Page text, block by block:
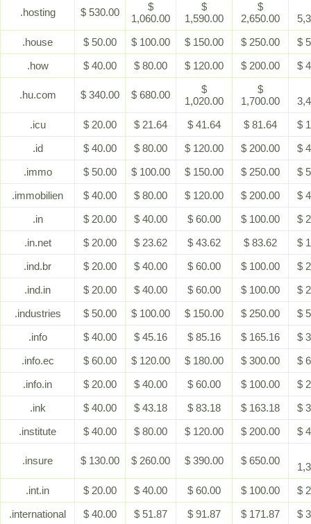
.hosting $ 530.00
$
1,060.00
$
1,590.00
$
2,650.00
.house
$ 50.00 $ 100.00 $ 150.00 $ 250.00
$
.how
$ 40.00 $ 80.00 $ 120.00 $ 200.00 $
.hu.com $ 340.00 $ 680.00
$
1,020.00
$
1,700.00
.icu
$ 20.00 $ 21.64 $ 41.64 $ 81.64
$
.id
$ 40.00 $ 80.00 $ 120.00 $ 200.00
$
.immo
$ 50.00 $ 100.00 $ 150.00 $ 250.00
$
.immobilien
$ 40.00 $ 80.00 $ 120.00 $ 200.00
$
.in
$ 20.00 $ 40.00 $ 60.00 $ 100.00
$
.in.net
$ 20.00 $ 23.62 $ 43.62 $ 83.62
$
.ind.br
$ 20.00 $ 40.00 $ 60.00 $ 100.00
$
.ind.in
$ 20.00 $ 40.00 $ 60.00 $ 100.00
$
.industries
$ 50.00 $ 100.00 $ 150.00 $ 250.00
$
.info
$ 40.00 $ 45.16 $ 85.16 $ 165.16
$
.info.ec
$ 60.00 $ 120.00 $ 180.00 $ 300.00
$
.info.in
$ 20.00 $ 40.00 $ 60.00 $ 100.00
$
.ink
$ 40.00 $ 43.18 $ 83.18 $ 163.18
$
.institute
$ 40.00 $ 80.00 $ 120.00 $ 200.00 $
.insure $ 130.00 $ 260.00 $ 390.00 $ 650.00
.int.in
$ 20.00 $ 40.00 $ 60.00 $ 100.00
$
.international
$ 40.00 $ 51.87 $ 91.87 $ 171.87 $